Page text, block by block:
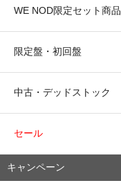
WE NOD限定セット商品
限定盤・初回盤
中古・デッドストック
セール
キャンペーン